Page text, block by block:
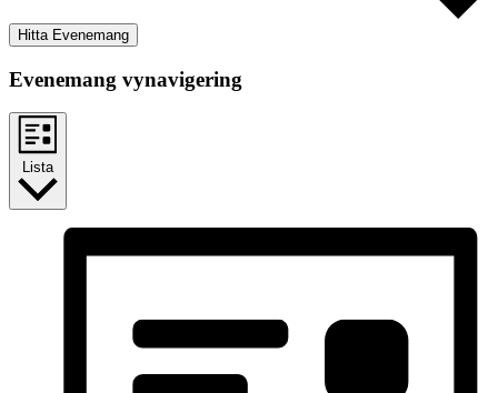
Hitta Evenemang
Evenemang vynavigering
Lista